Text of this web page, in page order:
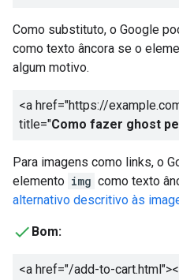
Como substituto, o Google
como texto âncora se o
algum motivo.
<a href="https://
title="Como fazer ghost
Para imagens como links, o
elemento img como texto
alternativo descritivo às
Bom:
<a href="/add-to-